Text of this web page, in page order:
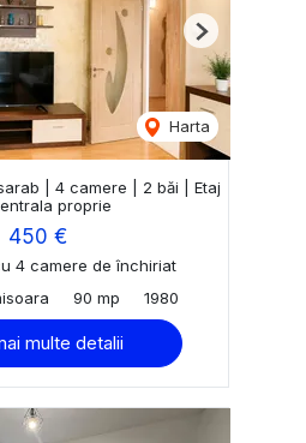
Harta
Next
| 4 camere | 2 băi | Etaj
proprie
450 €
4 camere de închiriat
90 mp 1980
multe detalii